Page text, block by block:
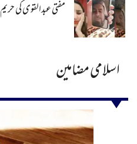
مفتی عبدالقوی کی
اسلامی مضامین